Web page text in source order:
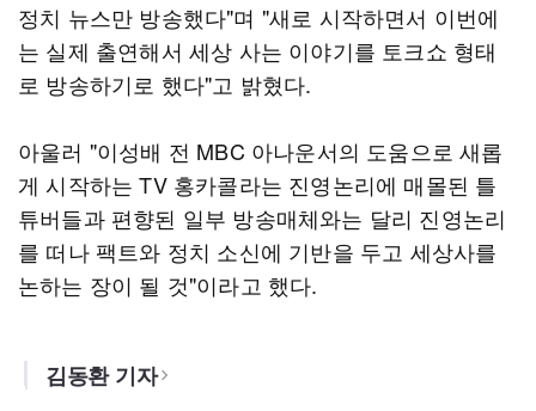
정치 뉴스만 방송했다"며 "새로 시작하면서 이번에
는 실제 출연해서 세상 사는 이야기를 토크쇼 형태
로 방송하기로 했다"고 밝혔다.
아울러 "이성배 전 MBC 아나운서의 도움으로 새롭
게 시작하는 TV 홍카콜라는 진영논리에 매몰된 틀
튜버들과 편향된 일부 방송매체와는 달리 진영논리
를 떠나 팩트와 정치 소신에 기반을 두고 세상사를
논하는 장이 될 것"이라고 했다.
김동환 기자